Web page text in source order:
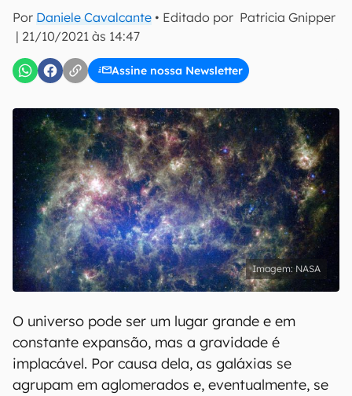
Por Daniele Cavalcante • Editado por Patricia Gnipper
| 21/10/2021 às 14:47
Assine nossa Newsletter
inscreva-se
Confirmo que li, aceito e concordo com os Termos de
Uso e Política de Privacidade do Canaltech.
NASA
O universo pode ser um lugar grande e em
constante expansão, mas a gravidade é
implacável. Por causa dela, as galáxias se
agrupam em aglomerados e, eventualmente, se